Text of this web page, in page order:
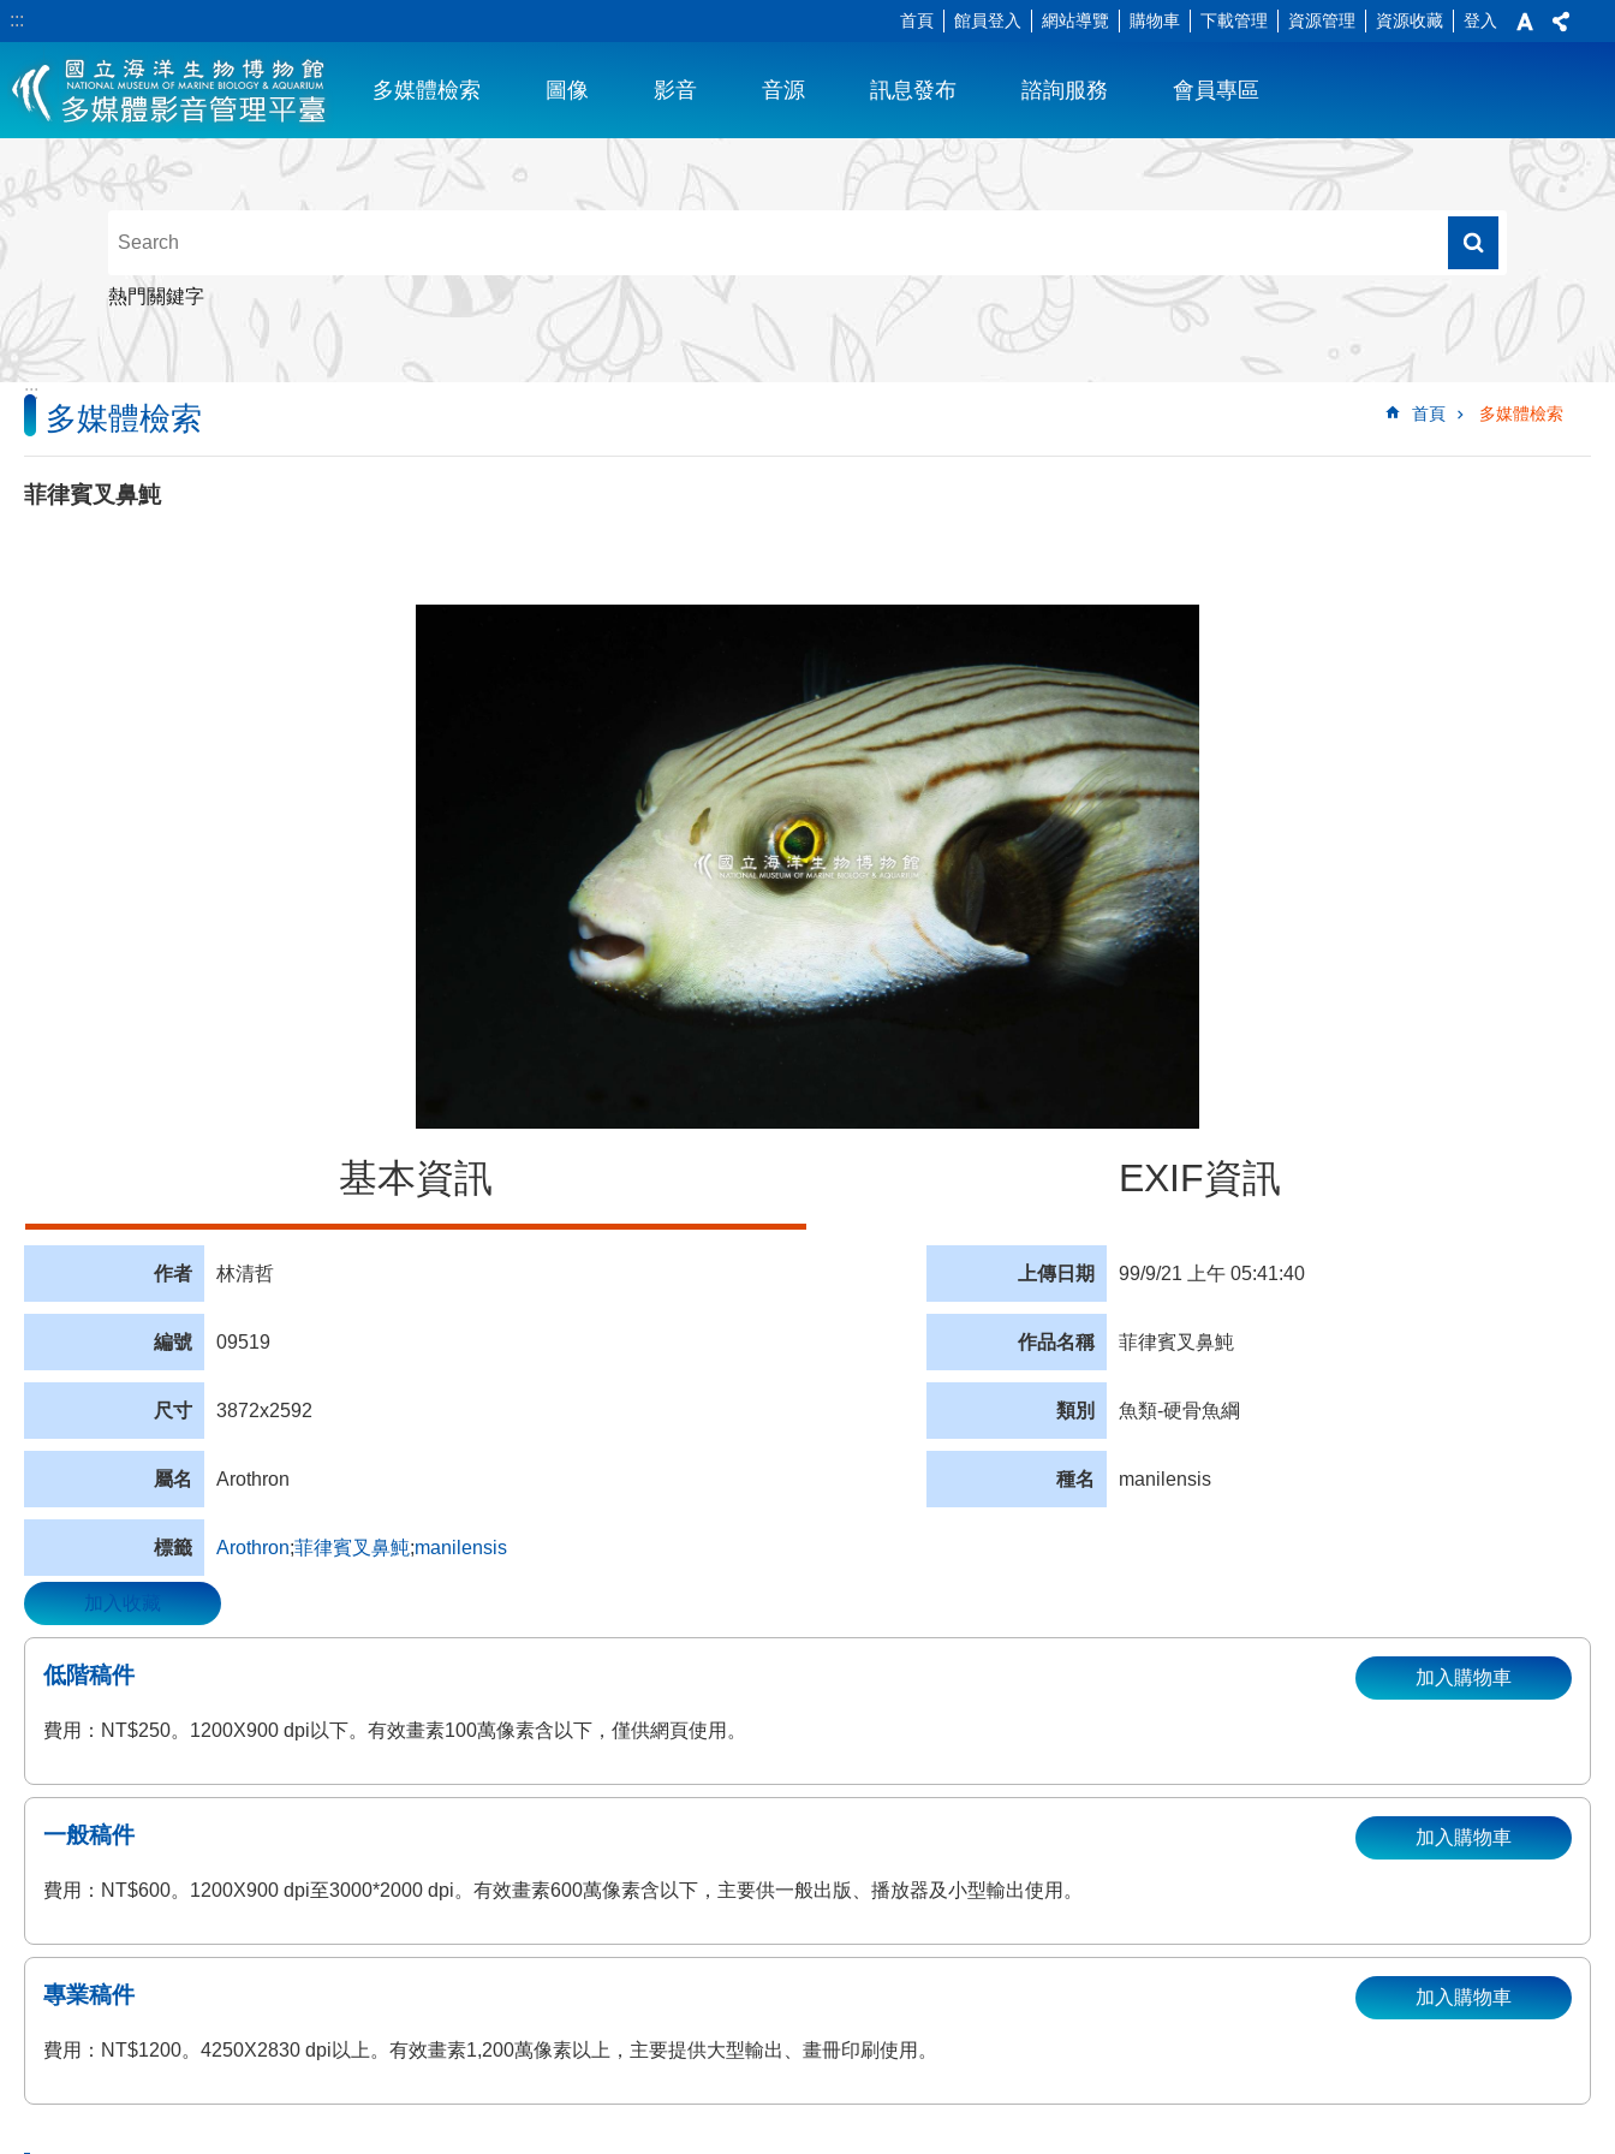
跳到主要內容區塊
::: 首頁 館員登入 網站導覽 購物車 下載管理 資源管理 資源收藏 登入
多媒體檢索 圖像 影音 音源 訊息發布 諮詢服務 會員專區
熱門關鍵字
:::
首頁 多媒體檢索
多媒體檢索
菲律賓叉鼻魨
基本資訊 EXIF資訊
作者 林清哲 上傳日期 99/9/21 上午 05:41:40
編號 09519 作品名稱 菲律賓叉鼻魨
尺寸 3872x2592 類別 魚類-硬骨魚綱
屬名 Arothron 種名 manilensis
標籤 Arothron;菲律賓叉鼻魨;manilensis
加入收藏
低階稿件
費用：NT$250。1200X900 dpi以下。有效畫素100萬像素含以下，僅供網頁使用。
加入購物車
一般稿件
費用：NT$600。1200X900 dpi至3000*2000 dpi。有效畫素600萬像素含以下，主要供一般出版、播放器及小型輸出使用。
加入購物車
專業稿件
費用：NT$1200。4250X2830 dpi以上。有效畫素1,200萬像素以上，主要提供大型輸出、畫冊印刷使用。
加入購物車